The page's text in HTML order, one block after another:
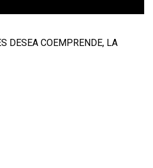
DESEA COEMPRENDE, LA